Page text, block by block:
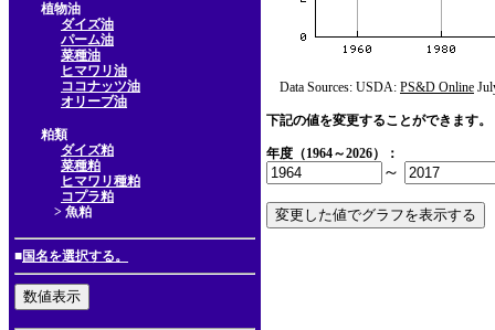
植物油
ダイズ油
パーム油
菜種油
ヒマワリ油
ココナッツ油
オリーブ油
粕類
ダイズ粕
菜種粕
ヒマワリ種粕
コプラ粕
> 魚粕
■国名を選択する。
Data Sources: USDA: PS&D Online
下記の値を変更することができます。
年度（1964～2026）：
～